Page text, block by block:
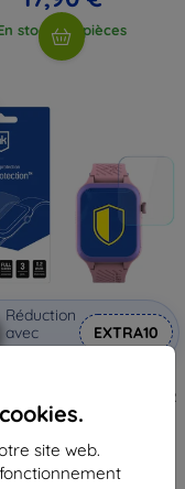
site web.
stock > 5 pièces
Réduction
avec
coupon
EXTRA10
pour Garett Essa 2
AI 4G
10,72 €